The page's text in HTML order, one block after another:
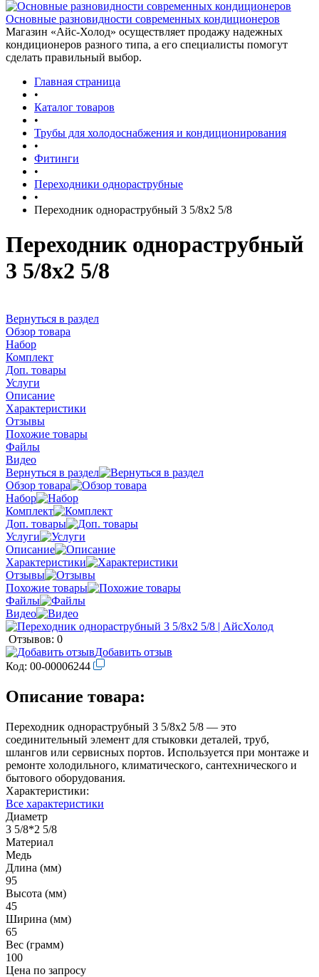
Основные разновидности современных кондиционеров
Магазин «Айс-Холод» осуществляет продажу надежных
кондиционеров разного типа, а его специалисты помогут
сделать правильный выбор.
Главная страница
•
Каталог товаров
•
Трубы для холодоснабжения и кондиционирования
•
Фитинги
•
Переходники однораструбные
•
Переходник однораструбный 3 5/8х2 5/8
Переходник однораструбный
3 5/8х2 5/8
Вернуться в раздел
Обзор товара
Набор
Комплект
Доп. товары
Услуги
Описание
Характеристики
Отзывы
Похожие товары
Файлы
Видео
Вернуться в раздел
Обзор товара
Набор
Комплект
Доп. товары
Услуги
Описание
Характеристики
Отзывы
Похожие товары
Файлы
Видео
Отзывов: 0
Добавить отзыв
Код: 00-00006244
Описание товара:
Переходник однораструбный 3 5/8х2 5/8 — это
соединительный элемент для стыковки деталей, труб,
шлангов или сервисных портов. Используется при монтаже и
ремонте холодильного, климатического, сантехнического и
бытового оборудования.
Характеристики:
Все характеристики
Диаметр
3 5/8*2 5/8
Материал
Медь
Длина (мм)
95
Высота (мм)
45
Ширина (мм)
65
Вес (грамм)
100
Цена по запросу